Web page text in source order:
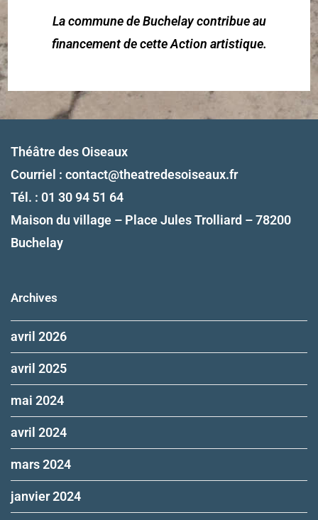
La commune de Buchelay contribue au
financement de cette Action artistique.
Théâtre des Oiseaux
Courriel : contact@theatredesoiseaux.fr
Tél. : 01 30 94 51 64
Maison du village – Place Jules Trolliard – 78200
Buchelay
Archives
avril 2026
avril 2025
mai 2024
avril 2024
mars 2024
janvier 2024